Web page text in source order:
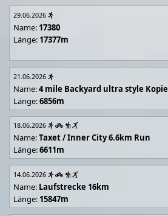
29.06.2026
Name: 17380
Länge: 17377m
21.06.2026
Name:4 mile Backyard ultra style Kopie
Länge:6856m
18.06.2026
Name:Taxet / Inner City 6.6km Run
Länge:6611m
14.06.2026
Name: Laufstrecke 16km
Länge: 15847m